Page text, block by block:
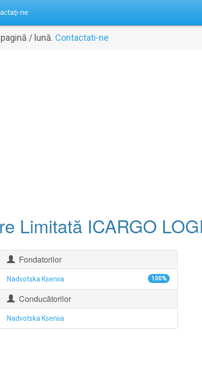
ne
/ lună. Contactati-ne
Limitată ICARGO
Fondatorilor
Nadvotska Kseniia 100%
Conducătorilor
Nadvotska Kseniia